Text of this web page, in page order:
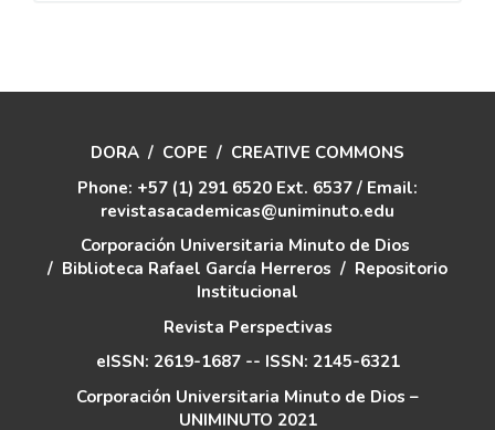
DORA / COPE / CREATIVE COMMONS
Phone: +57 (1) 291 6520 Ext. 6537 / Email:
revistasacademicas@uniminuto.edu
Corporación Universitaria Minuto de Dios
/ Biblioteca Rafael García Herreros / Repositorio
Institucional
Revista Perspectivas
eISSN: 2619-1687 -- ISSN: 2145-6321
Corporación Universitaria Minuto de Dios –
UNIMINUTO 2021